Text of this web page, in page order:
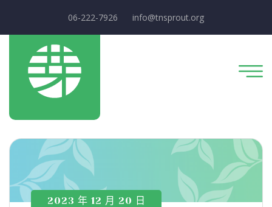
06-222-7926 info@tnsprout.org
2023 年 12 月 20 日